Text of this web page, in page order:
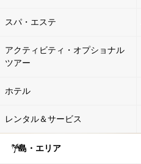
スパ・エステ
アクティビティ・オプショナル
ツアー
ホテル
レンタル＆サービス
島・エリア